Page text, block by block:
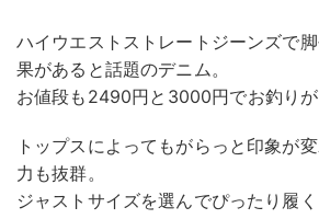
ハイウエストストレートジーンズで
果があると話題のデニム。
お値段も2490円と3000円でお釣りが
トップスによってもがらっと印象が
力も抜群。
ジャストサイズを選んでぴったり履